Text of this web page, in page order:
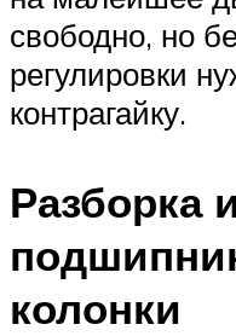
свободно, но
регулировки
контрагайку.
Разборка
колонки